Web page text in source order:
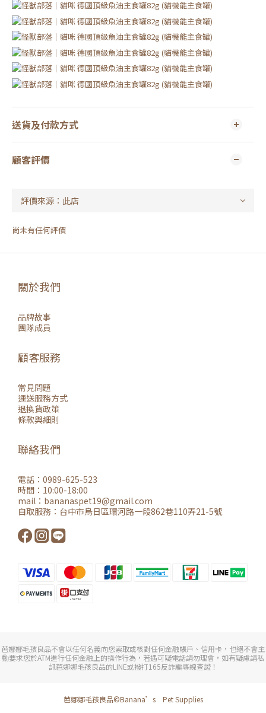
送貨及付款方式
顧客評價
尚未有任何評價
關於我們
品牌故事
團隊成員
顧客服務
常見問題
運送服務方式
退換貨政策
條款與細則
聯絡我們
電話：0989-625-523
時間：10:00-18:00
mail： bananaspet19@gmail.com
自取服務： 台中市烏日區環河路一段862巷110弄21-5號
芭娜娜毛孩良品不會以任何名義向您索取或核對任何金融帳戶、信用卡，也絕不會主
動要求您於ATM進行任何金融上的操作行為，若遇可疑電話請勿理會，如有疑慮請私
訊芭娜娜毛孩良品的LINE或撥打165反詐騙專線查證！
芭娜娜毛孩良品©Banana’s Pet Supplies